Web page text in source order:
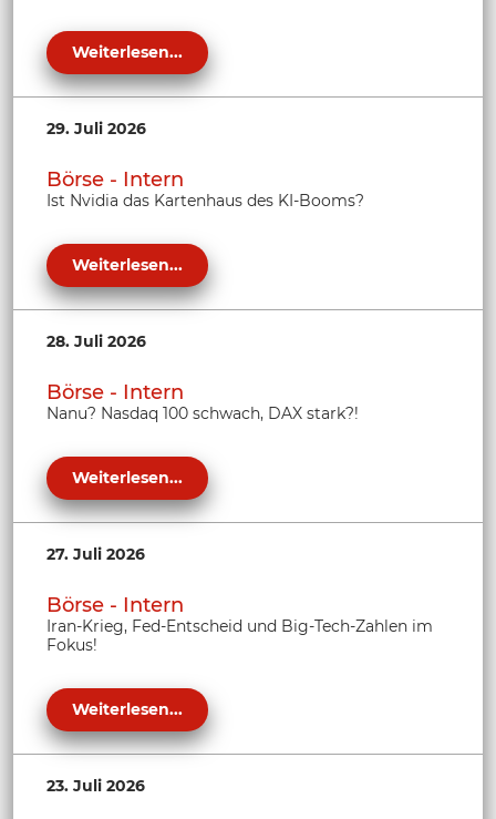
Weiterlesen...
29. Juli 2026
Börse - Intern
Ist Nvidia das Kartenhaus des KI-Booms?
Weiterlesen...
28. Juli 2026
Börse - Intern
Nanu? Nasdaq 100 schwach, DAX stark?!
Weiterlesen...
27. Juli 2026
Börse - Intern
Iran-Krieg, Fed-Entscheid und Big-Tech-Zahlen im
Fokus!
Weiterlesen...
23. Juli 2026